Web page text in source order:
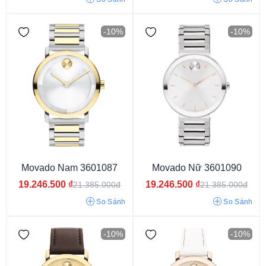
Dây Thép Mạ Vàng PVD Dây Thép Không Gỉ Silicon Dây Da
Dây kim loại
Dây cao su
-10%
Movado Nam 3601087
19.246.500 ₫21.385.000đ
So Sánh
-10%
Movado Nữ 3601090
19.246.500 ₫21.385.000đ
So Sánh
-10% -10%